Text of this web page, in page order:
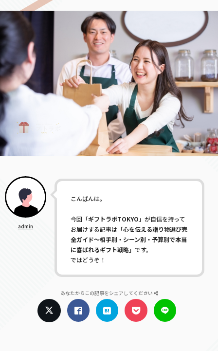
admin
こんばんは。
今回「ギフトラボTOKYO 」が自信を持って
お届けする記事は「心を伝える贈り物選び完
全ガイド〜相手別・シーン別・予算別で本当
に喜ばれるギフト戦略」です。
ではどうぞ！
あなたからこの記事をシェアしてください